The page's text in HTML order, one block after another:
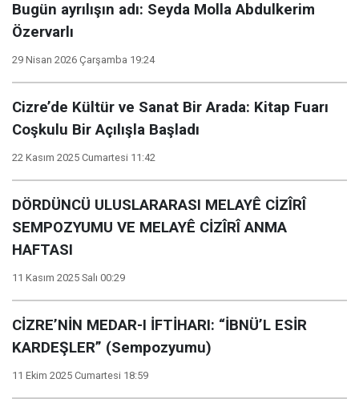
Bugün ayrılışın adı: Seyda Molla Abdulkerim
Özervarlı
29 Nisan 2026 Çarşamba 19:24
Cizre’de Kültür ve Sanat Bir Arada: Kitap Fuarı
Coşkulu Bir Açılışla Başladı
22 Kasım 2025 Cumartesi 11:42
DÖRDÜNCÜ ULUSLARARASI MELAYÊ CİZÎRÎ
SEMPOZYUMU VE MELAYÊ CİZÎRÎ ANMA
HAFTASI
11 Kasım 2025 Salı 00:29
CİZRE’NİN MEDAR-I İFTİHARI: “İBNÜ’L ESİR
KARDEŞLER” (Sempozyumu)
11 Ekim 2025 Cumartesi 18:59